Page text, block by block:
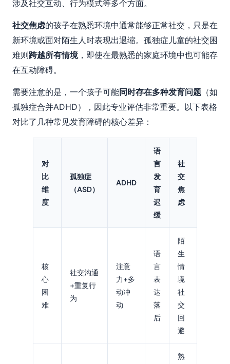
涉及社交互动、行为模式等多个方面。
社交焦虑的孩子在熟悉环境中通常能够正常社交，只是在
新环境或面对陌生人时表现出退缩。孤独症儿童的社交困
难则跨越所有情境，即使在最熟悉的家庭环境中也可能存
在互动障碍。
需要注意的是，一个孩子可能同时存在多种发育问题 （如
孤独症合并ADHD），因此专业评估非常重要。以下表格
对比了几种常见发育障碍的核心差异：
对
比
维
度
孤独症
（ASD）
ADHD
语
言
发
育
迟
缓
社
交
焦
虑
核
心
困
难
社交沟通
+重复行
为
注意
力+多
动冲
动
语
言
表
达
落
后
陌
生
情
境
社
交
回
避
熟